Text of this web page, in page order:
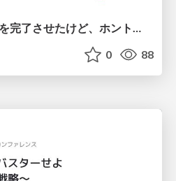
AIエージェントのPoCを完了させたけど、ホントはもっとスマートにしたかった話
0 88